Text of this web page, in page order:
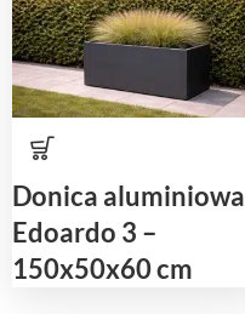
Donica aluminiowa
Edoardo 3 –
150x50x60 cm